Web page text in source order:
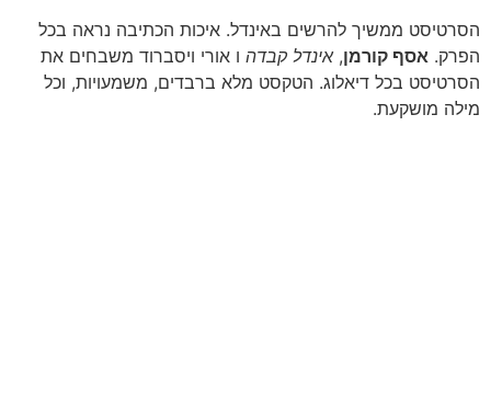
הסרטיסט ממשיך להרשים באינדל. איכות הכתיבה נראה בכל
הפרק. אסף קורמן,אינדל קבדה ו אורי ויסברוד משבחים את
הסרטיסט בכל דיאלוג. הטקסט מלא ברבדים, משמעויות, וכל
מילה מושקעת.